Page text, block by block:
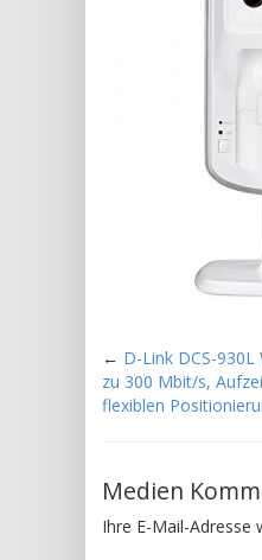
← D-Link DCS-
zu 300 Mbit/s,
flexiblen
Medien
Ihre E-Mail-